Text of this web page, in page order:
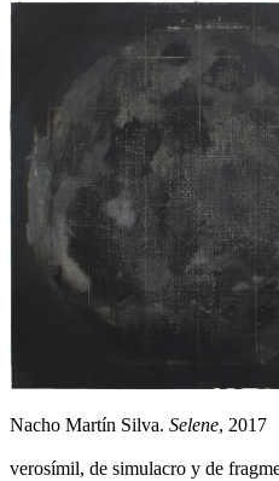
Nacho Martín Silva. Selene, 2017
verosímil, de simulacro y de